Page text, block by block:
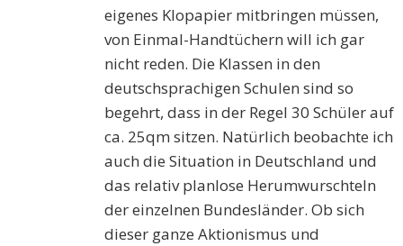
eigenes Klopapier mitbringen müssen,
von Einmal-Handtüchern will ich gar
nicht reden. Die Klassen in den
deutschsprachigen Schulen sind so
begehrt, dass in der Regel 30 Schüler auf
ca. 25qm sitzen. Natürlich beobachte ich
auch die Situation in Deutschland und
das relativ planlose Herumwurschteln
der einzelnen Bundesländer. Ob sich
dieser ganze Aktionismus und